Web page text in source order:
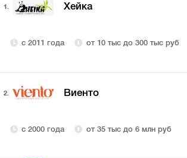
1. Хейка
с 2011 года от 10 тыс до 300 тыс руб
2. Виенто
с 2000 года от 35 тыс до 6 млн руб